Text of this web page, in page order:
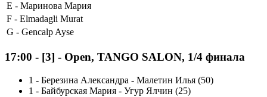
E - Маринова Мария
F - Elmadagli Murat
G - Gencalp Ayse
17:00 - [3] - Open, TANGO SALON, 1/4 финала
1 - Березина Александра - Малетин Илья (50)
1 - Байбурская Мария - Угур Ялчин (25)